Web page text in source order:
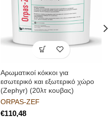
Αρωματικοί κόκκοι για
εσωτερικό και εξωτερικό χώρο
(Zephyr) (20λτ κουβας)
ORPAS-ZEF
€